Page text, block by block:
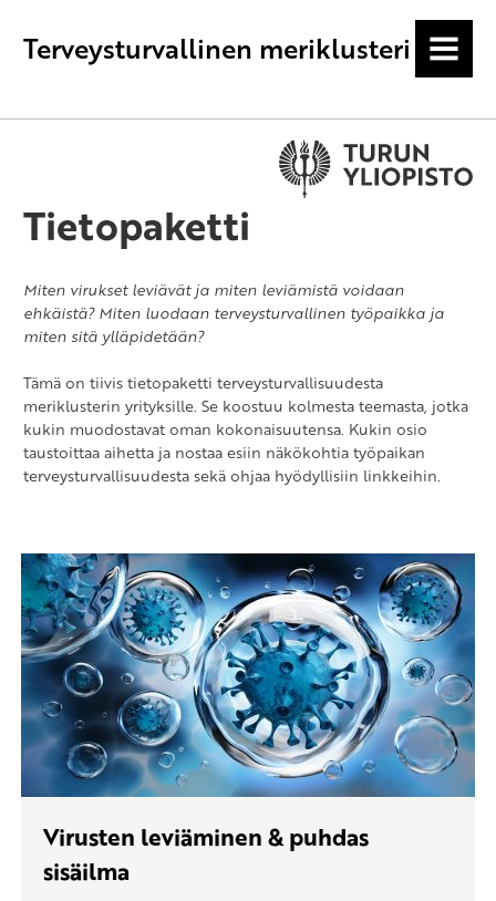
Terveysturvallinen meriklusteri MENU
Tietopaketti
Miten virukset leviävät ja miten leviämistä voidaan
ehkäistä? Miten luodaan terveysturvallinen työpaikka ja
miten sitä ylläpidetään?
Tämä on tiivis tietopaketti terveysturvallisuudesta
meriklusterin yrityksille. Se koostuu kolmesta teemasta, jotka
kukin muodostavat oman kokonaisuutensa. Kukin osio
taustoittaa aihetta ja nostaa esiin näkökohtia työpaikan
terveysturvallisuudesta sekä ohjaa hyödyllisiin linkkeihin.
Virusten leviäminen & puhdas
sisäilma